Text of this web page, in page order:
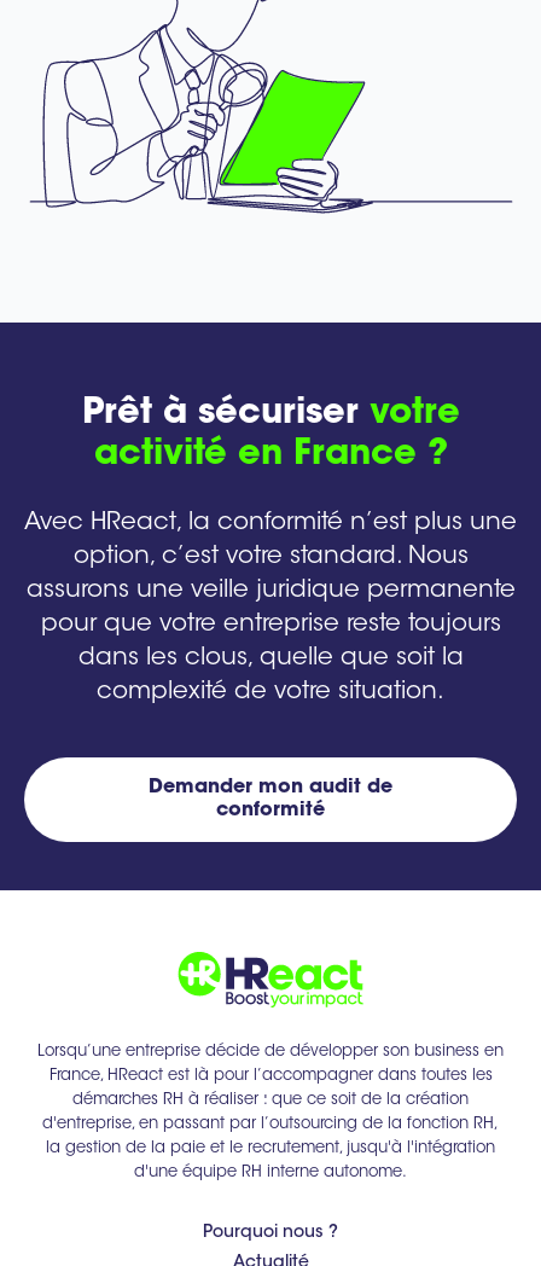
Prêt à sécuriser votre
activité en France ?
Avec HReact, la conformité n’est plus une
option, c’est votre standard. Nous
assurons une veille juridique permanente
pour que votre entreprise reste toujours
dans les clous, quelle que soit la
complexité de votre situation.
Demander mon audit de
conformité
Lorsqu’une entreprise décide de développer son business en
France, HReact est là pour l’accompagner dans toutes les
démarches RH à réaliser : que ce soit de la création
d'entreprise, en passant par l’outsourcing de la fonction RH,
la gestion de la paie et le recrutement, jusqu'à l'intégration
d'une équipe RH interne autonome.
Pourquoi nous ?